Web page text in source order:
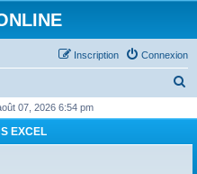
Connexion
Inscription
h
07, 2026 6:54 pm
EXCEL